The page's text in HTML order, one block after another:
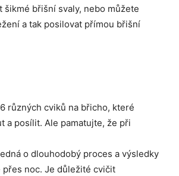
šikmé břišní svaly, nebo můžete
a tak posilovat přímou břišní
různých cviků na břicho, které
a posílit. Ale pamatujte, že při
o dlouhodobý proces a výsledky
noc. Je důležité cvičit